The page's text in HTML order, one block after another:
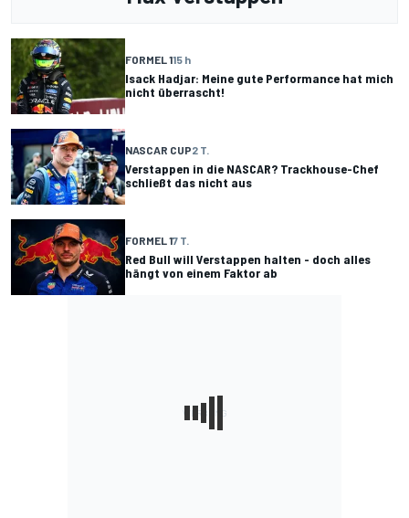
FORMEL 115 h
Isack Hadjar: Meine gute Performance hat mich
nicht überrascht!
NASCAR CUP2 T.
Verstappen in die NASCAR? Trackhouse-Chef
schließt das nicht aus
FORMEL 17 T.
Red Bull will Verstappen halten - doch alles
hängt von einem Faktor ab